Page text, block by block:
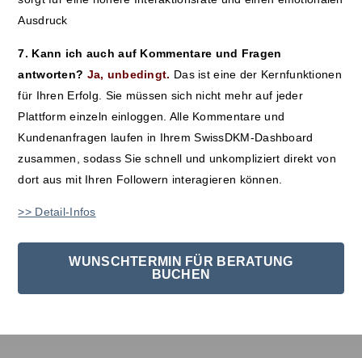
Ausdruck
7. Kann ich auch auf Kommentare und Fragen
antworten? Ja, unbedingt. Das ist eine der Kernfunktionen
für Ihren Erfolg. Sie müssen sich nicht mehr auf jeder
Plattform einzeln einloggen. Alle Kommentare und
Kundenanfragen laufen in Ihrem SwissDKM-Dashboard
zusammen, sodass Sie schnell und unkompliziert direkt von
dort aus mit Ihren Followern interagieren können.
>> Detail-Infos
WUNSCHTERMIN FÜR BERATUNG
BUCHEN